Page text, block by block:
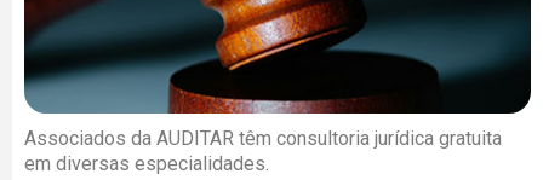
Associados da AUDITAR têm consultoria jurídica gratuita
em diversas especialidades.